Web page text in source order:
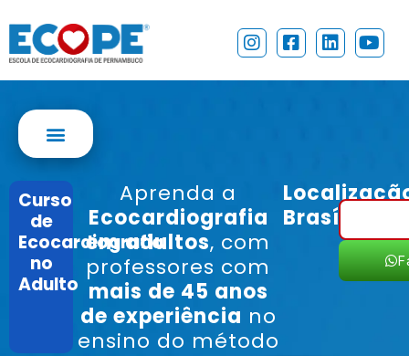
I
n
F
a
s
q
L
i
Y
o
Curso
de
Ecocardiografia
no
Adulto
Aprenda a
Ecocardiografia
em adultos, com
professores com
mais de 45 anos
de experiência no
ensino do método
Brasília